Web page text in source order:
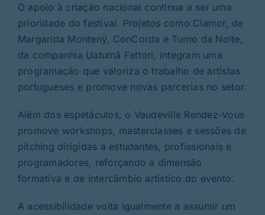
O apoio à criação nacional continua a ser uma
prioridade do festival. Projetos como Clamor, de
Margarida Montenÿ, ConCorda e Turno da Noite,
da companhia Uatumã Fattori, integram uma
programação que valoriza o trabalho de artistas
portugueses e promove novas parcerias no setor.
Além dos espetáculos, o Vaudeville Rendez-Vous
promove workshops, masterclasses e sessões de
pitching dirigidas a estudantes, profissionais e
programadores, reforçando a dimensão
formativa e de intercâmbio artístico do evento.
A acessibilidade volta igualmente a assumir um